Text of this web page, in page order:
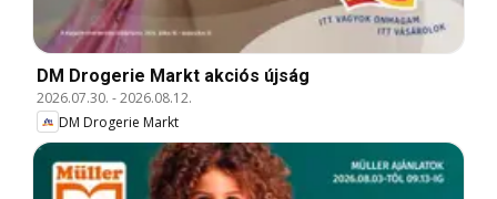
DM Drogerie Markt akciós újság
2026.07.30. -2026.08.12.
DM Drogerie Markt